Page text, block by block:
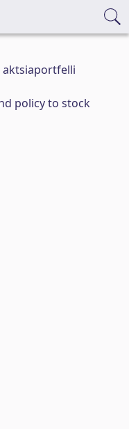
aktsiaportfelli
policy to stock